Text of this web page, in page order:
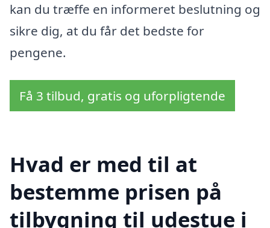
kan du træffe en informeret beslutning og
sikre dig, at du får det bedste for
pengene.
Få 3 tilbud, gratis og uforpligtende
Hvad er med til at
bestemme prisen på
tilbygning til udestue i